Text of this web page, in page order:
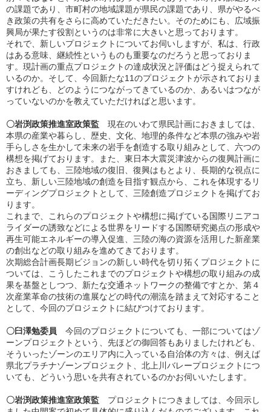
の課題であり、市町村の地域課題が県民の課題であり、県がやるべ
き政策の共有をさらに高めていただきたい。そのためにも、広域振
興局が果たす役割というのは非常に大きいと思っております。
それで、新しいプロジェクトについてお伺いしますが、私は、行政
はある意味、継続性というものも重要なのだろうと思っておりま
す。現計画の重点プロジェクトの達成状況と評価はどう捉えられて
いるのか。そして、今回新たな11のプロジェクトが示されておりま
すけれども、どのようにつながってきているのか、あるいはつなが
っていないのかを教えていただければと思います。
〇岩渕政策推進室政策監 現在のいわて県民計画におきましては、
本県の産業や暮らし、歴史、文化、地理的条件など本県の強みや岩
手らしさを生かして未来の岩手を創造する取り組みとして、六つの
構想を掲げております。また、東日本大震災津波からの復興計画に
おきましても、三陸地域の復旧、復興はもとより、長期的な視点に
立ち、新しい三陸地域の創造を目指す観点から、これを体現するリ
ーディングプロジェクトとして、三陸創造プロジェクトを掲げてお
ります。
これまで、これらのプロジェクトや構想に掲げている国際リニアコ
ライダーの誘致などによる世界をリードする国際研究拠点の形成や
再生可能エネルギーの導入促進、三陸の海の資源を活用した新産業
の創出などの取り組みを進めてきております。
次期総合計画長期ビジョンの新しい時代を切り拓くプロジェクトに
ついては、こうしたこれまでのプロジェクトや構想の取り組みの成
果を基盤としつつ、新たな交通ネットワークの整備ですとか、第４
次産業革命の技術の進展などの時代の潮流を踏まえて対応すること
として、今回のプロジェクトに結びつけております。
〇臼澤勉委員 今回のプロジェクトについても、一部についてはゾ
ーンプロジェクトという、先ほどの御回答もありましたけれども、
そういったゾーンのエリア内に入っている自治体の方々は、例えば
県北プラチナゾーンプロジェクト、北上川バレープロジェクトにつ
いても、どういう思いを共有されているのかお伺いいたします。
〇岩渕政策推進室政策監 プロジェクトにつきましては、今回示し